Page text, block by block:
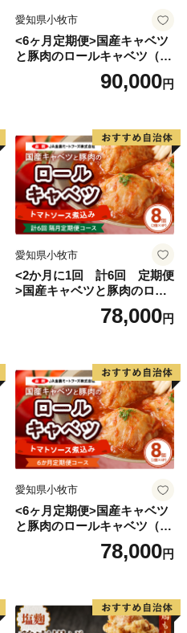
愛知県小牧市
<6ヶ月定期便>国産キャベツ
と豚肉のロールキャベツ（6P
90,000円
愛知県小牧市
<2か月に1回 計6回 定期便
>国産キャベツと豚肉のロー
ルキャベツ（4P入り）
78,000円
愛知県小牧市
<6ヶ月定期便>国産キャベツ
と豚肉のロールキャベツ（4P
78,000円